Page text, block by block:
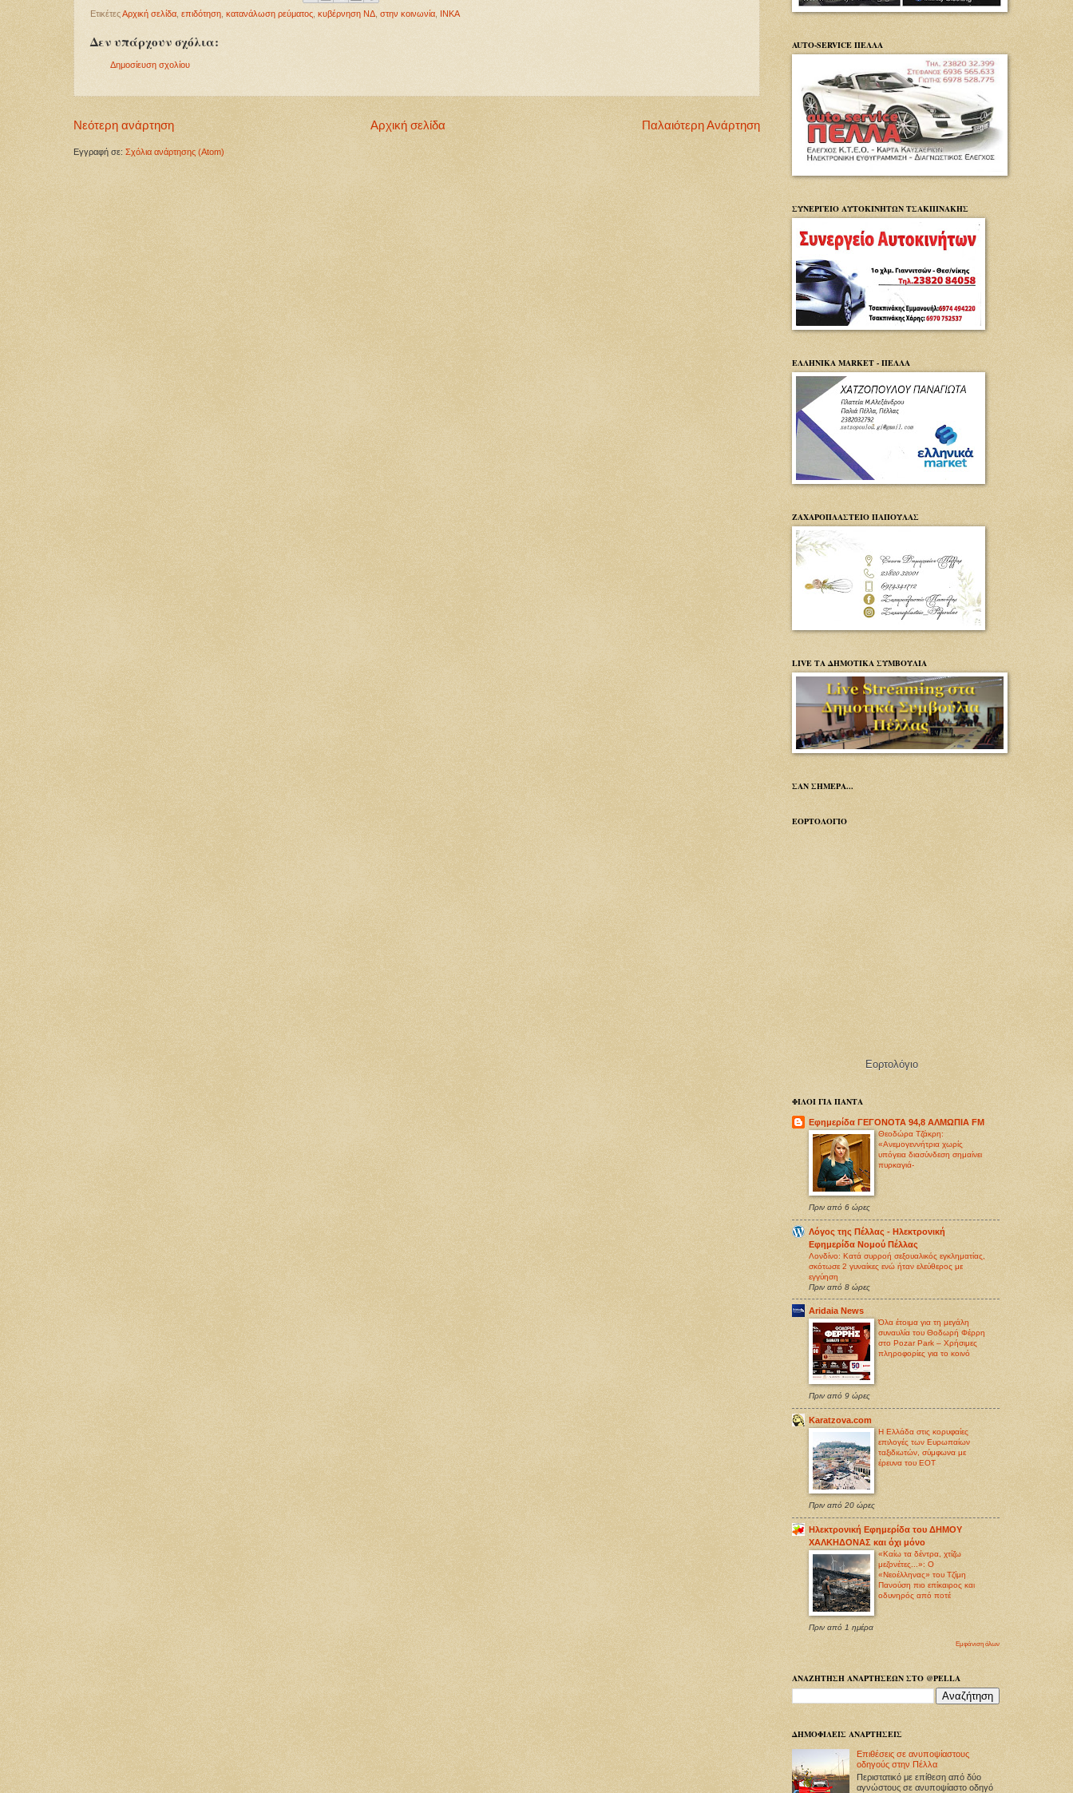
ΕτικέτεςΑρχική σελίδα επιδότηση κατανάλωση ρεύματος κυβέρνηση ΝΔ στην κοινωνία INKA
Δεν υπάρχουν σχόλια:
Δημοσίευση σχολίου
Νεότερη ανάρτηση Παλαιότερη Ανάρτηση
Αρχική σελίδα
Εγγραφή σε: Σχόλια ανάρτησης (Atom)
AUTO-SERVICE ΠΕΛΛΑ
ΣΥΝΕΡΓΕΙΟ ΑΥΤΟΚΙΝΗΤΩΝ ΤΣΑΚΠΙΝΑΚΗΣ
ΕΛΛΗΝΙΚΑ MARKET - ΠΕΛΛΑ
ΖΑΧΑΡΟΠΛΑΣΤΕΙΟ ΠΑΠΟΥΛΑΣ
LIVE ΤΑ ΔΗΜΟΤΙΚΑ ΣΥΜΒΟΥΛΙΑ
ΣΑΝ ΣΗΜΕΡΑ...
ΕΟΡΤΟΛΟΓΙΟ
Εορτολόγιο
ΦΙΛΟΙ ΓΙΑ ΠΑΝΤΑ
Εφημερίδα ΓΕΓΟΝΟΤΑ 94,8 ΑΛΜΩΠΙΑ FM
Θεοδώρα Τζάκρη:
«Ανεμογεννήτρια χωρίς
υπόγεια διασύνδεση σημαίνει
πυρκαγιά-
Πριν από 6 ώρες
Λόγος της Πέλλας - Ηλεκτρονική
Εφημερίδα Νομού Πέλλας
Λονδίνο: Κατά συρροή σεξoυαλικός εγκληματίας,
σκότωσε 2 γυναίκες ενώ ήταν ελεύθερος με
εγγύηση
Πριν από 8 ώρες
Aridaia News
Όλα έτοιμα για τη μεγάλη
συναυλία του Θοδωρή Φέρρη
στο Pozar Park – Χρήσιμες
πληροφορίες για το κοινό
Πριν από 9 ώρες
Karatzova.com
Η Ελλάδα στις κορυφαίες
επιλογές των Ευρωπαίων
ταξιδιωτών, σύμφωνα με
έρευνα του ΕΟΤ
Πριν από 20 ώρες
Ηλεκτρονική Εφημερίδα του ΔΗΜΟΥ
ΧΑΛΚΗΔΟΝΑΣ και όχι μόνο
«Καίω τα δέντρα, χτίζω
μεζονέτες...»: Ο
«Νεοέλληνας» του Τζίμη
Πανούση πιο επίκαιρος και
οδυνηρός από ποτέ
Πριν από 1 ημέρα
Εμφάνιση όλων
ΑΝΑΖΗΤΗΣΗ ΑΝΑΡΤΗΣΕΩΝ ΣΤΟ @PELLA
ΔΗΜΟΦΙΛΕΙΣ ΑΝΑΡΤΗΣΕΙΣ
Επιθέσεις σε ανυποψίαστους
οδηγούς στην Πέλλα
Περιστατικό με επίθεση από δύο
αγνώστους σε ανυποψίαστο οδηγό